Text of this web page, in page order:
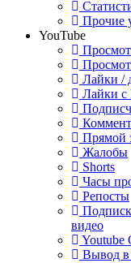
Прочие
YouTube
Лайки /
Лайки с
Прямой
Жалобы
Shorts
Часы
Репосты
видео
Youtube
Вывод